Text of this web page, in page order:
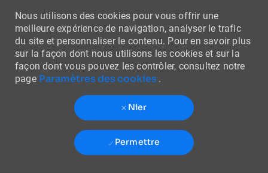
Nous utilisons des cookies pour vous offrir une
meilleure expérience de navigation, analyser le trafic
du site et personnaliser le contenu. Pour en savoir plus
sur la façon dont nous utilisons les cookies et sur la
façon dont vous pouvez les contrôler, consultez notre
page Paramètres des cookies .
Nier
Permettre